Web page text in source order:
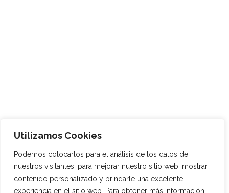
Utilizamos Cookies
Podemos colocarlos para el análisis de los datos de
nuestros visitantes, para mejorar nuestro sitio web, mostrar
contenido personalizado y brindarle una excelente
experiencia en el sitio web. Para obtener más información